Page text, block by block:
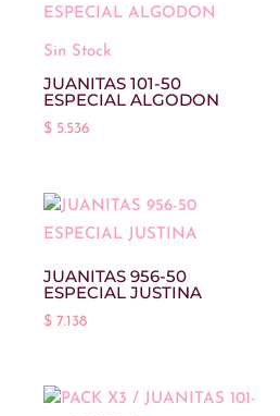
Sin Stock
JUANITAS 101-50
ESPECIAL ALGODON
$ 5.536
JUANITAS 956-50
ESPECIAL JUSTINA
$ 7.138